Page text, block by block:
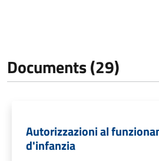
Documents (29)
Autorizzazioni al
d'infanzia